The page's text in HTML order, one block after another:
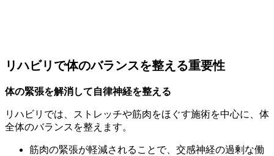
リハビリで体のバランスを整える重要性
体の緊張を解消して自律神経を整える
リハビリでは、ストレッチや筋肉をほぐす施術を中心に、体
全体のバランスを整えます。
筋肉の緊張が軽減されることで、交感神経の過剰な働